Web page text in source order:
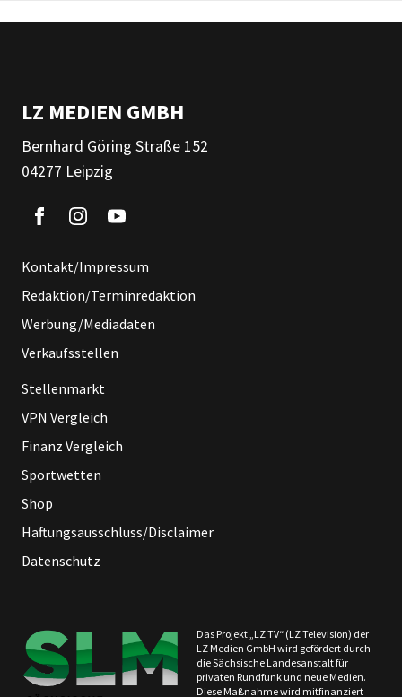
LZ MEDIEN GMBH
Bernhard Göring Straße 152
04277 Leipzig
Kontakt/Impressum
Redaktion/Terminredaktion
Werbung/Mediadaten
Verkaufsstellen
Stellenmarkt
VPN Vergleich
Finanz Vergleich
Sportwetten
Shop
Haftungsausschluss/Disclaimer
Datenschutz
Das Projekt „LZ TV“ (LZ Television) der
LZ Medien GmbH wird gefördert durch
die Sächsische Landesanstalt für
privaten Rundfunk und neue Medien.
Diese Maßnahme wird mitfinanziert